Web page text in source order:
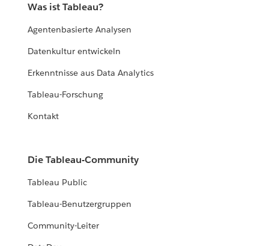
Was ist Tableau?
Agentenbasierte Analysen
Datenkultur entwickeln
Erkenntnisse aus Data Analytics
Tableau-Forschung
Kontakt
Die Tableau-Community
Tableau Public
Tableau-Benutzergruppen
Community-Leiter